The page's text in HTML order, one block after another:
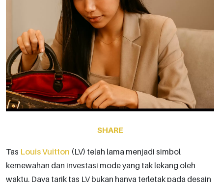
SHARE
Tas Louis Vuitton (LV) telah lama menjadi simbol
kemewahan dan investasi mode yang tak lekang oleh
waktu. Daya tarik tas LV bukan hanya terletak pada desain